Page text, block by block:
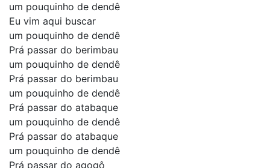
um pouquinho de dendê
Eu vim aqui buscar
um pouquinho de dendê
Prá passar do berimbau
um pouquinho de dendê
Prá passar do berimbau
um pouquinho de dendê
Prá passar do atabaque
um pouquinho de dendê
Prá passar do atabaque
um pouquinho de dendê
Prá passar do agogô